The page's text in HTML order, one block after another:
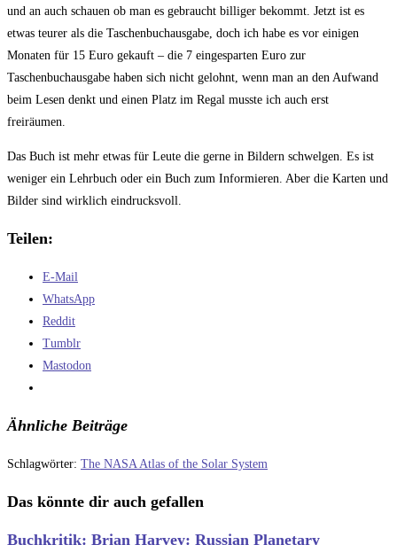
und an auch schauen ob man es gebraucht billiger bekommt. Jetzt ist es
etwas teurer als die Taschenbuchausgabe, doch ich habe es vor einigen
Monaten für 15 Euro gekauft – die 7 eingesparten Euro zur
Taschenbuchausgabe haben sich nicht gelohnt, wenn man an den Aufwand
beim Lesen denkt und einen Platz im Regal musste ich auch erst
freiräumen.
Das Buch ist mehr etwas für Leute die gerne in Bildern schwelgen. Es ist
weniger ein Lehrbuch oder ein Buch zum Informieren. Aber die Karten und
Bilder sind wirklich eindrucksvoll.
Teilen:
E-Mail
WhatsApp
Reddit
Tumblr
Mastodon
Ähnliche Beiträge
Schlagwörter: The NASA Atlas of the Solar System
Das könnte dir auch gefallen
Buchkritik: Brian Harvey: Russian Planetary